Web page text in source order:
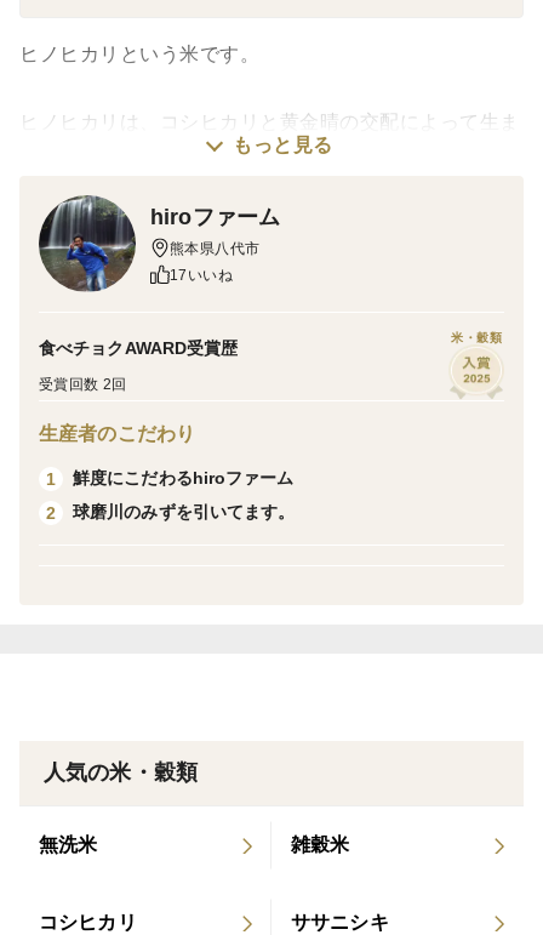
ヒノヒカリという米です。
ヒノヒカリは、コシヒカリと黄金晴の交配によって生ま
れた水稲ウルチ米です。
平成27年産米で熊本県産ヒノヒカリは、財団法人穀物検
定協会が毎年行う食味ランキングの食味試験に於いて、
8年連続「特A」の評価を頂きました。
リ”、母に“黄金晴”の交配によって生まれた水稲うるち米
です。
「南海102号」とも言います。
鮮度を保つために基本的に米用の冷蔵庫にて保管してま
もっと見る
hiroファーム
熊本県八代市
17いいね
食べチョクAWARD受賞歴
受賞回数 2回
米・穀類
生産者のこだわり
1
鮮度にこだわるhiroファーム
2
球磨川のみずを引いてます。
人気の米・穀類
無洗米 雑穀米
コシヒカリ ササニシキ